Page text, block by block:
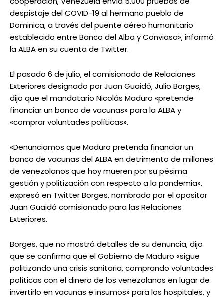
despistaje del COVID-19 al hermano pueblo de
Dominica, a través del puente aéreo humanitario
establecido entre Banco del Alba y Conviasa», informó
la ALBA en su cuenta de Twitter.
El pasado 6 de julio, el comisionado de Relaciones
Exteriores designado por Juan Guaidó, Julio Borges,
dijo que el mandatario Nicolás Maduro «pretende
financiar un banco de vacunas» para la ALBA y
«comprar voluntades políticas».
«Denunciamos que Maduro pretenda financiar un
banco de vacunas del ALBA en detrimento de millones
de venezolanos que hoy mueren por su pésima
gestión y politización con respecto a la pandemia»,
expresó en Twitter Borges, nombrado por el opositor
Juan Guaidó comisionado para las Relaciones
Exteriores.
Borges, que no mostró detalles de su denuncia, dijo
que se confirma que el Gobierno de Maduro «sigue
politizando una crisis sanitaria, comprando voluntades
políticas con el dinero de los venezolanos en lugar de
invertirlo en vacunas e insumos» para los hospitales, y